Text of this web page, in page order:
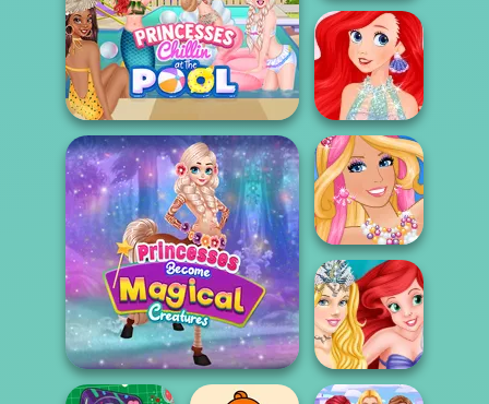
Princesses Chillin At The
Pool
Disney Elegance
Contest
Ariel Mermaid
Fashion
Barbie Dazzling
Mermaid